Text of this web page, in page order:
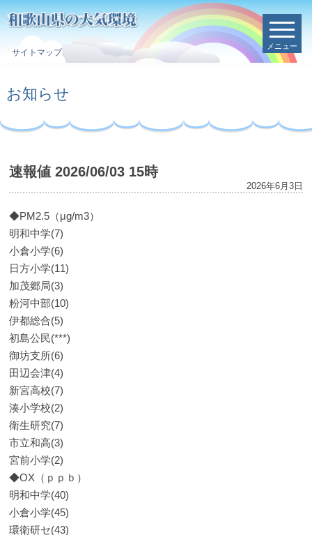
サイトマップ
メニュー
お知らせ
速報値 2026/06/03 15時
2026年6月3日
◆PM2.5（μg/m3）
明和中学(7)
小倉小学(6)
日方小学(11)
加茂郷局(3)
粉河中部(10)
伊都総合(5)
初島公民(***)
御坊支所(6)
田辺会津(4)
新宮高校(7)
湊小学校(2)
衛生研究(7)
市立和高(3)
宮前小学(2)
◆OX（ｐｐｂ）
明和中学(40)
小倉小学(45)
環衛研セ(43)